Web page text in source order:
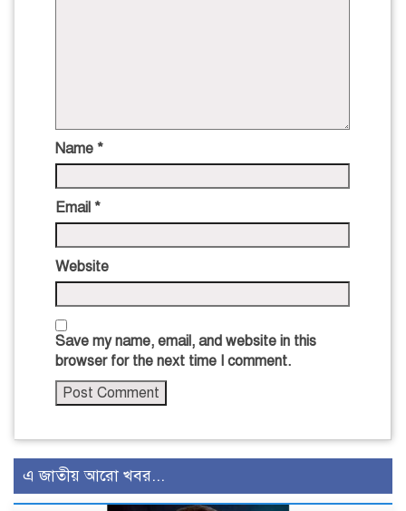
Name *
Email *
Website
Save my name, email, and website in this
browser for the next time I comment.
এ জাতীয় আরো খবর...